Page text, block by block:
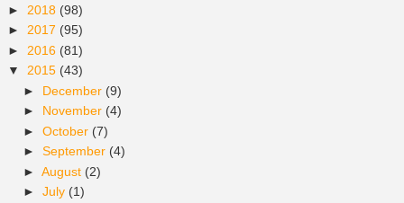
► 2018 (98)
► 2017 (95)
► 2016 (81)
▼ 2015 (43)
► December (9)
► November (4)
► October (7)
► September (4)
► August (2)
► July (1)